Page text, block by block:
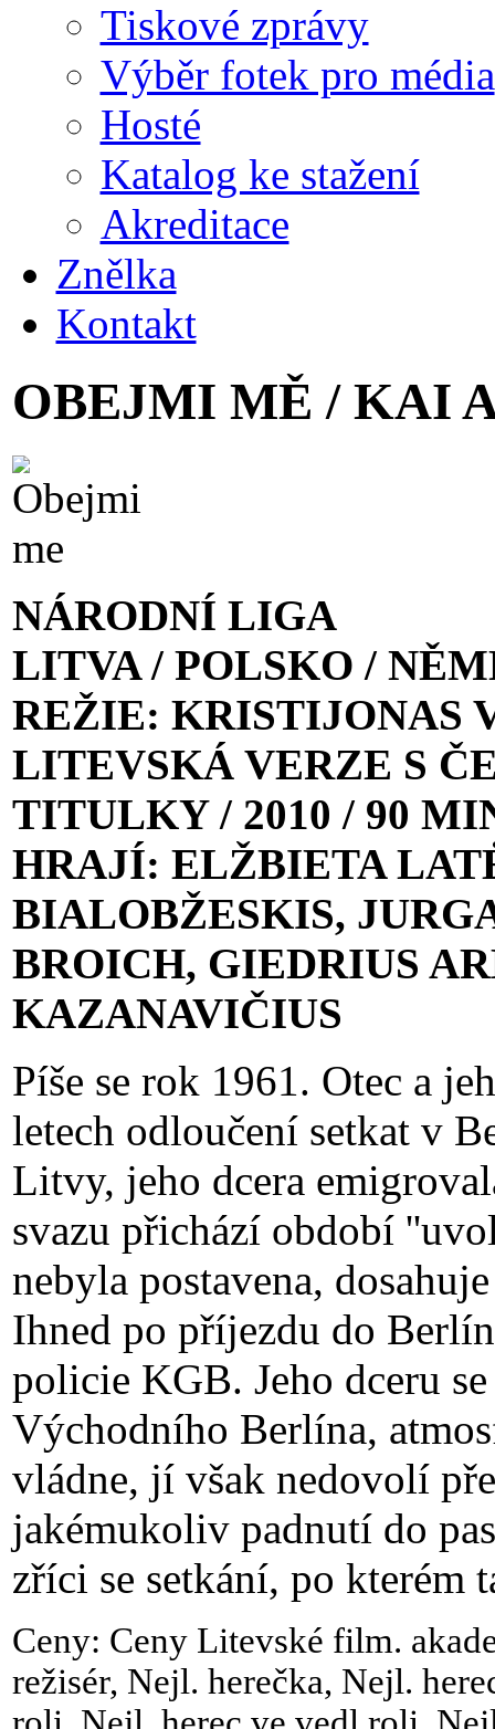
Tiskové zprávy
Výběr fotek pro média
Hosté
Katalog ke stažení
Akreditace
Znělka
Kontakt
OBEJMI MĚ / KAI
NÁRODNÍ LIGA
LITVA / POLSKO /
REŽIE: KRISTIJONAS
LITEVSKÁ VERZE S
TITULKY / 2010 / 90
HRAJÍ: ELŽBIETA
BIALOBŽESKIS,
BROICH, GIEDRIUS
KAZANAVIČIUS
Píše se rok 1961. Otec a
letech odloučení setkat v
Litvy, jeho dcera
svazu přichází období
nebyla postavena,
Ihned po příjezdu do
policie KGB. Jeho dceru
Východního Berlína,
vládne, jí však nedovolí
jakémukoliv padnutí do
zříci se setkání, po kterém
Ceny: Ceny Litevské film.
režisér, Nejl. herečka, Nejl.